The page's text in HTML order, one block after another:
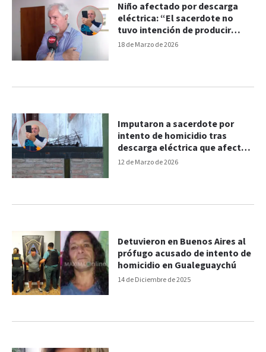
18 de Marzo de 2026
Niño afectado por descarga
eléctrica: “El sacerdote no
tuvo intención de producir
daños”
12 de Marzo de 2026
Imputaron a sacerdote por
intento de homicidio tras
descarga eléctrica que afectó
a un niño
14 de Diciembre de 2025
Detuvieron en Buenos Aires al
prófugo acusado de intento de
homicidio en Gualeguaychú